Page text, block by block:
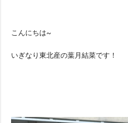
こんにちは~
いぎなり東北産の葉月結菜です！